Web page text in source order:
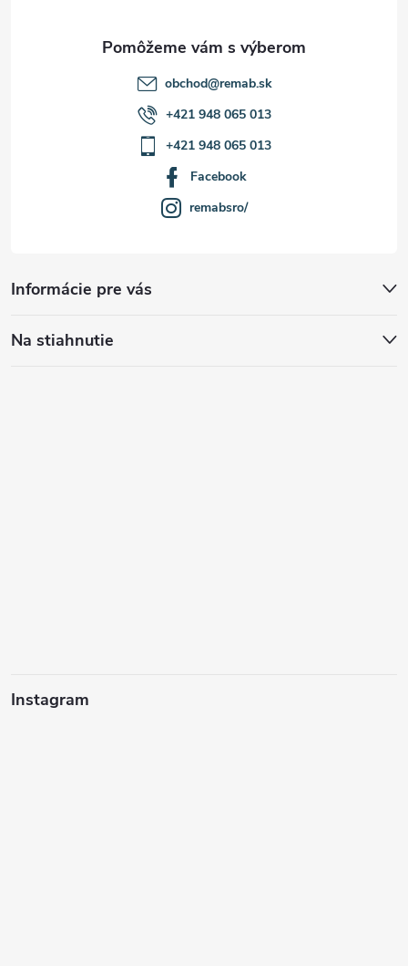
Informácie pre vás
Na stiahnutie
Instagram
obchod@remab.sk
+421 948 065 013
+421 948 065 013
Facebook
remabsro/